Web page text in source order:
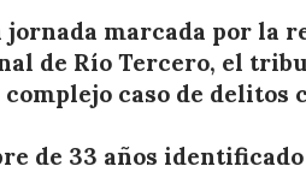
jornada marcada por la
de Río Tercero, el
caso de
de 33 años